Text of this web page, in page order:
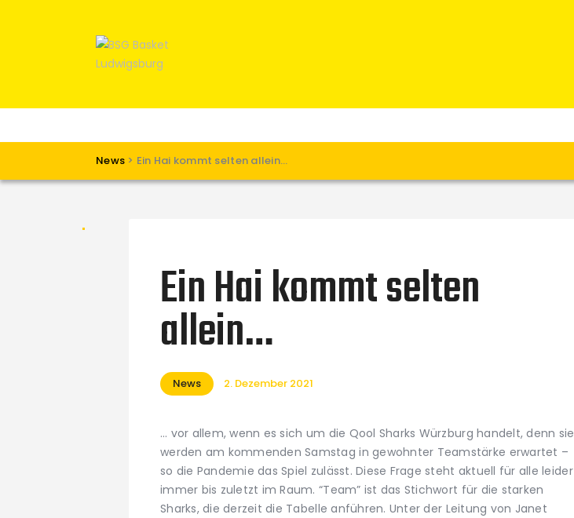
News > Ein Hai kommt selten allein…
Spielbetrieb
Ein Hai kommt selten
allein…
News 2. Dezember 2021
… vor allem, wenn es sich um die Qool Sharks Würzburg handelt, denn sie
werden am kommenden Samstag in gewohnter Teamstärke erwartet –
so die Pandemie das Spiel zulässt. Diese Frage steht aktuell für alle leider
immer bis zuletzt im Raum. “Team” ist das Stichwort für die starken
Sharks, die derzeit die Tabelle anführen. Unter der Leitung von Janet